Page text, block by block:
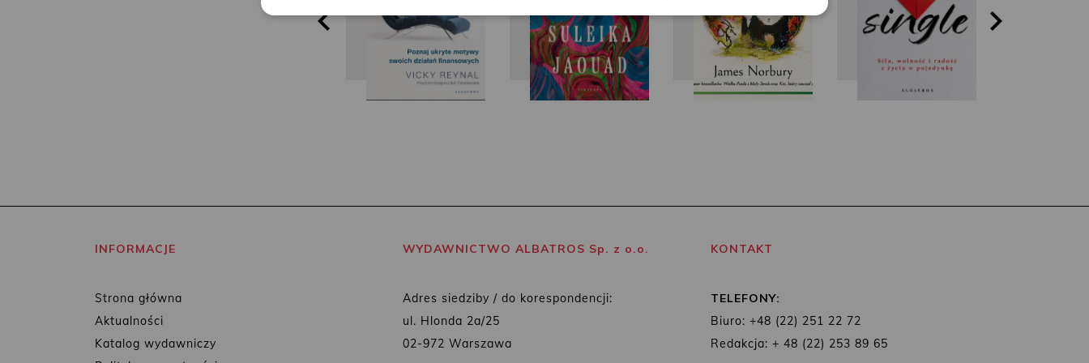
INFORMACJE
Strona główna
Aktualności
Katalog wydawniczy
WYDAWNICTWO ALBATROS Sp. z o.o.
Adres siedziby / do korespondencji:
ul. Hlonda 2a/25
02-972 Warszawa
KONTAKT
TELEFONY:
Biuro: +48 (22) 251 22 72
Redakcja: + 48 (22) 253 89 65